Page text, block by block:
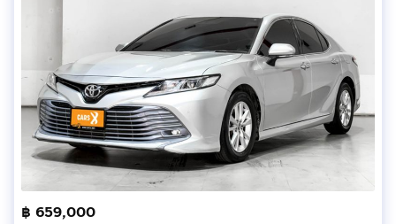
฿ 659,000